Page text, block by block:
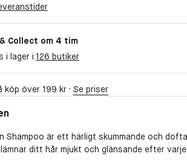
Collect om 4 tim
i lager i 126 butiker
köp över 199 kr · Se priser
Shampoo är ett härligt skummande och
ditt hår mjukt och glänsande efter